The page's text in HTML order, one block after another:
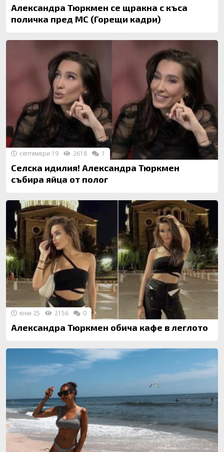
Александра Тюркмен се щракна с къса
поличка пред МС (Горещи кадри)
Селска идилия! Александра Тюркмен
събира яйца от полог
септември 19 2618 1
Александра Тюркмен обича кафе в леглото
юни 25 2156 0